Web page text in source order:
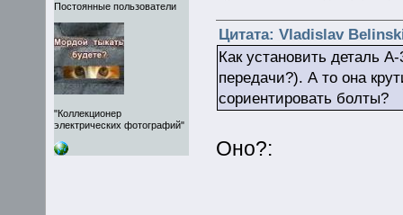
Постоянные пользователи
"Коллекционер
электрических фотографий"
Цитата: Vladislav
Как установить деталь
передачи?). А то она
сориентировать болты?
Оно?: